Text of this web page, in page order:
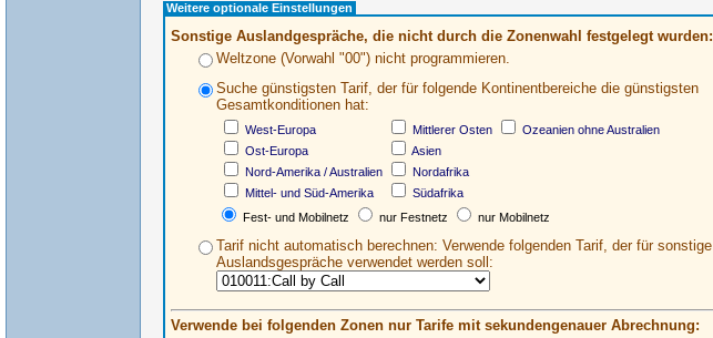
Weitere optionale Einstellungen
Sonstige Auslandgespräche, die nicht durch die Zonenwahl festgelegt wurden:
Weltzone (Vorwahl "00") nicht programmieren.
Suche günstigsten Tarif, der für folgende Kontinentbereiche die günstigsten
Gesamtkonditionen hat:
West-Europa
Ost-Europa
Nord-Amerika / Australien
Mittel- und Süd-Amerika
Mittlerer Osten
Asien
Nordafrika
Südafrika
Ozeanien ohne Australien
Fest- und Mobilnetz nur Festnetz nur Mobilnetz
Tarif nicht automatisch berechnen: Verwende folgenden Tarif, der für sonstige
Auslandsgespräche verwendet werden soll:
Verwende bei folgenden Zonen nur Tarife mit sekundengenauer Abrechnung: